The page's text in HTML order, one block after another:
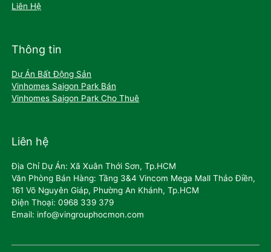
Liên Hệ
Thông tin
Dự Án Bất Động Sản
Vinhomes Saigon Park Bán
Vinhomes Saigon Park Cho Thuê
Liên hệ
Địa Chỉ Dự Án: Xã Xuân Thới Sơn, Tp.HCM
Văn Phòng Bán Hàng: Tầng 3&4 Vincom Mega Mall Thảo Điền,
161 Võ Nguyên Giáp, Phường An Khánh, Tp.HCM
Điện Thoại: 0968 339 379
Email: info@vingrouphocmon.com